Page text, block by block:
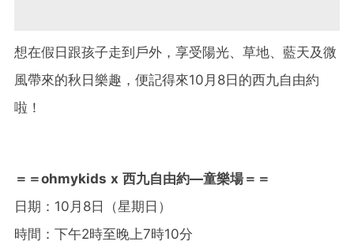
想在假日跟孩子走到戶外，享受陽光、草地、藍天及微
風帶來的秋日樂趣，便記得來10月8日的西九自由約
啦！
＝＝ohmykids x 西九自由約—童樂場＝＝
日期：10月8日（星期日）
時間：下午2時至晚上7時10分